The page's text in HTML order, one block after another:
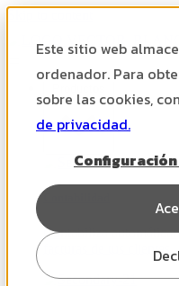
Este sitio web
ordenador. Para
sobre las cookies,
de privacidad.
Skip to content
Contabiliza
facturas de tus clientes